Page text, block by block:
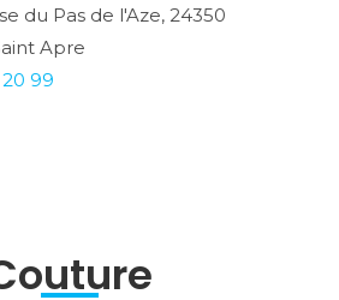
du Pas de l'Aze, 24350
Apre
99